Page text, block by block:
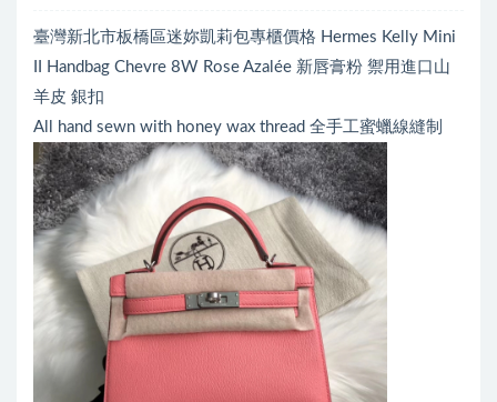
臺灣新北市板橋區迷妳凱莉包專櫃價格 Hermes Kelly Mini
II Handbag Chevre 8W Rose Azalée 新唇膏粉 禦用進口山
羊皮 銀扣
All hand sewn with honey wax thread 全手工蜜蠟線縫制